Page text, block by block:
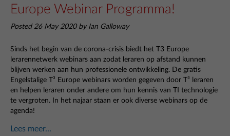
Europe Webinar Programma!
Posted 26 May 2020 by Ian Galloway
Sinds het begin van de corona-crisis biedt het T3 Europe
lerarennetwerk webinars aan zodat leraren op afstand kunnen
blijven werken aan hun professionele ontwikkeling. De gratis
Engelstalige T³ Europe webinars worden gegeven door T³ leraren
en helpen leraren onder andere om hun kennis van TI technologie
te vergroten. In het najaar staan er ook diverse webinars op de
agenda!
Lees meer...